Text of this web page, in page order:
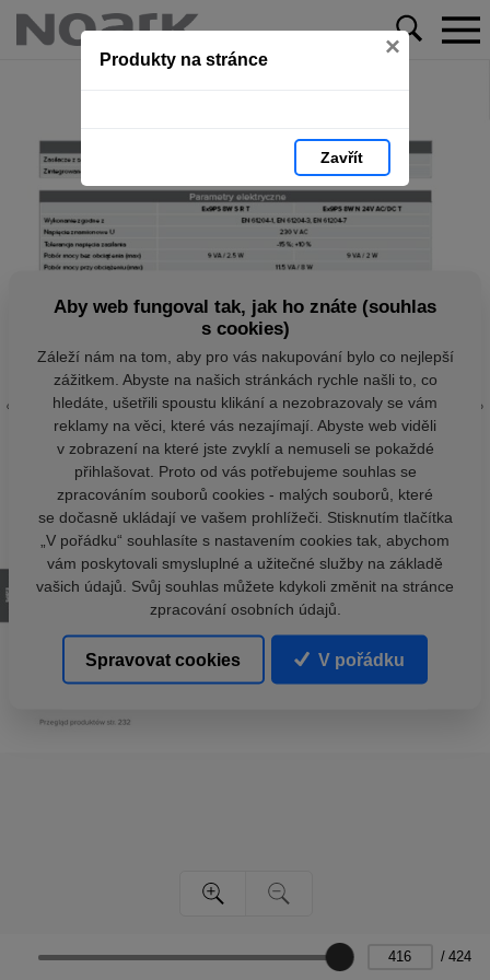
Produkty na stránce ×
Zavřít
/ 424
Aby web fungoval tak, jak ho znáte (souhlas
s cookies)
Záleží nám na tom, aby pro vás nakupování bylo co nejlepší
zážitkem. Abyste na našich stránkách rychle našli to, co
hledáte, ušetřili spoustu klikání a nezobrazovaly se vám
reklamy na věci, které vás nezajímají. Abyste web viděli
v zobrazení na které jste zvyklí a nemuseli se pokaždé
přihlašovat. Proto od vás potřebujeme souhlas se
zpracováním souborů cookies - malých souborů, které
se dočasně ukládají ve vašem prohlížeči. Stisknutím tlačítka
„V pořádku“ souhlasíte s nastavením cookies tak, abychom
vám poskytovali smysluplné a užitečné služby na základě
vašich údajů. Svůj souhlas můžete kdykoli změnit na stránce
zpracování osobních údajů.
Spravovat cookies V pořádku